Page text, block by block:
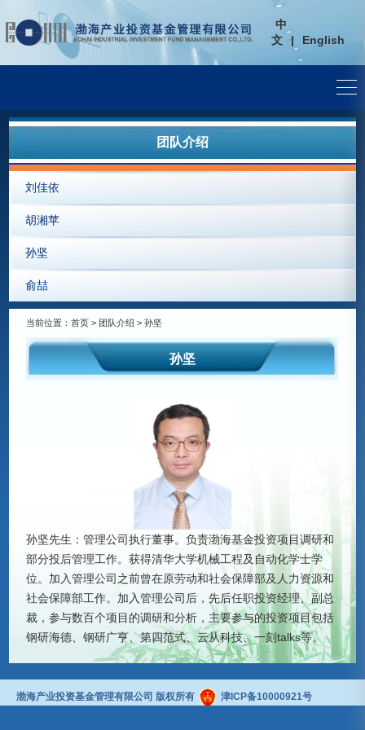
中
文
| English
团队介绍
刘佳依
胡湘苹
孙坚
俞喆
当前位置：首页 > 团队介绍 > 孙坚
孙坚
孙坚先生：管理公司执行董事。负责渤海基金投资项目调研和
部分投后管理工作。获得清华大学机械工程及自动化学士学
位。加入管理公司之前曾在原劳动和社会保障部及人力资源和
社会保障部工作。加入管理公司后，先后任职投资经理、副总
裁，参与数百个项目的调研和分析，主要参与的投资项目包括
钢研海德、钢研广亨、第四范式、云从科技、一刻talks等。
渤海产业投资基金管理有限公司 版权所有 津ICP备10000921号